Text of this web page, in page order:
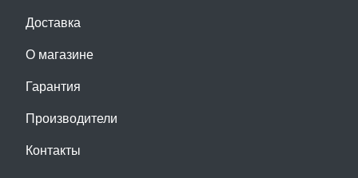
Доставка
О магазине
Гарантия
Производители
Контакты